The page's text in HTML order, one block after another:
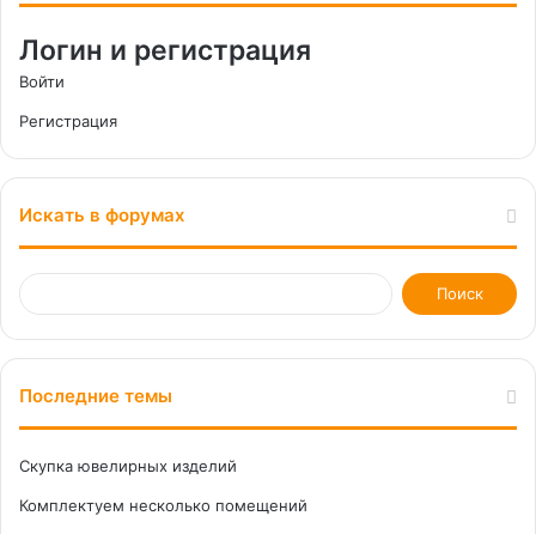
Логин и регистрация
Войти
Регистрация
Искать в форумах
Последние темы
Скупка ювелирных изделий
Комплектуем несколько помещений